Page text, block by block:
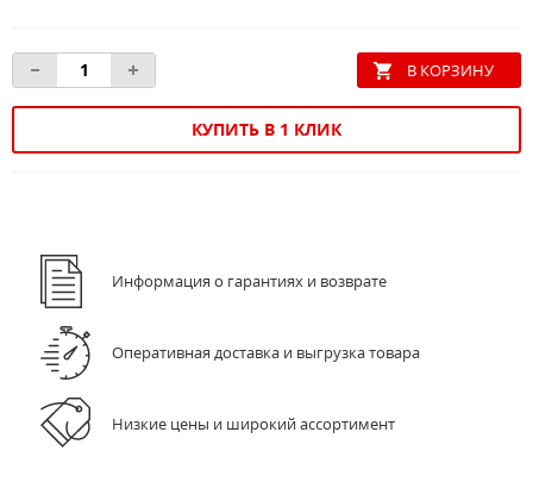
КУПИТЬ В 1 КЛИК
Информация о гарантиях и возврате
Оперативная доставка и выгрузка товара
Низкие цены и широкий ассортимент